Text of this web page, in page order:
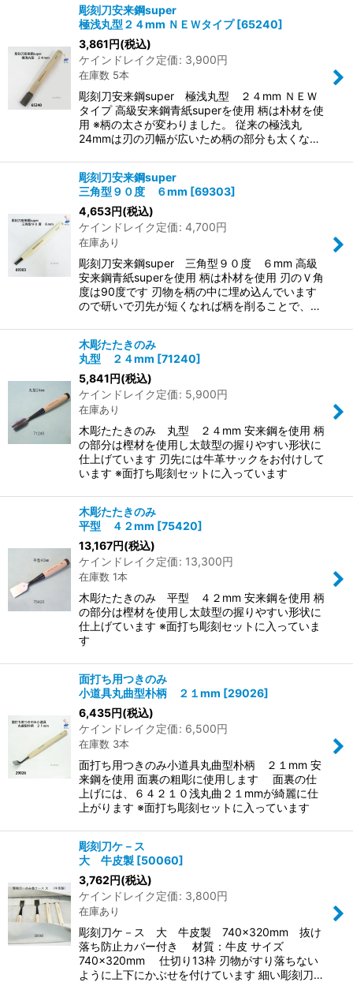
彫刻刀安来鋼super
極浅丸型２４mm ＮＥＷタイプ [65240]
3,861円(税込)
ケインドレイク定価: 3,900円
在庫数 5本
彫刻刀安来鋼super 極浅丸型 ２４mm ＮＥＷ
タイプ 高級安来鋼青紙superを使用 柄は朴材を使
用 ※柄の太さが変わりました。 従来の極浅丸
24mmは刃の刃幅が広いため柄の部分も太くな…
彫刻刀安来鋼super
三角型９０度 ６mm [69303]
4,653円(税込)
ケインドレイク定価: 4,700円
在庫あり
彫刻刀安来鋼super 三角型９０度 ６mm 高級
安来鋼青紙superを使用 柄は朴材を使用 刃のＶ角
度は90度です 刃物を柄の中に埋め込んでいます
ので研いで刃先が短くなれば柄を削ることで、…
木彫たたきのみ
丸型 ２４mm [71240]
5,841円(税込)
ケインドレイク定価: 5,900円
在庫あり
木彫たたきのみ 丸型 ２４mm 安来鋼を使用 柄
の部分は樫材を使用し太鼓型の握りやすい形状に
仕上げています 刃先には牛革サックをお付けして
います ※面打ち彫刻セットに入っています
木彫たたきのみ
平型 ４２mm [75420]
13,167円(税込)
ケインドレイク定価: 13,300円
在庫数 1本
木彫たたきのみ 平型 ４２mm 安来鋼を使用 柄
の部分は樫材を使用し太鼓型の握りやすい形状に
仕上げています ※面打ち彫刻セットに入っていま
す
面打ち用つきのみ
小道具丸曲型朴柄 ２１mm [29026]
6,435円(税込)
ケインドレイク定価: 6,500円
在庫数 3本
面打ち用つきのみ小道具丸曲型朴柄 ２１mm 安
来鋼を使用 面裏の粗彫に使用します 面裏の仕
上げには、６４２１０浅丸曲２１mmが綺麗に仕
上がります ※面打ち彫刻セットに入っています
彫刻刀ケ－ス
大 牛皮製 [50060]
3,762円(税込)
ケインドレイク定価: 3,800円
在庫あり
彫刻刀ケ－ス 大 牛皮製 740×320mm 抜け
落ち防止カバー付き 材質：牛皮 サイズ
740×320mm 仕切り13枠 刃物がすり落ちない
ように上下にかぶせを付けています 細い彫刻刀…